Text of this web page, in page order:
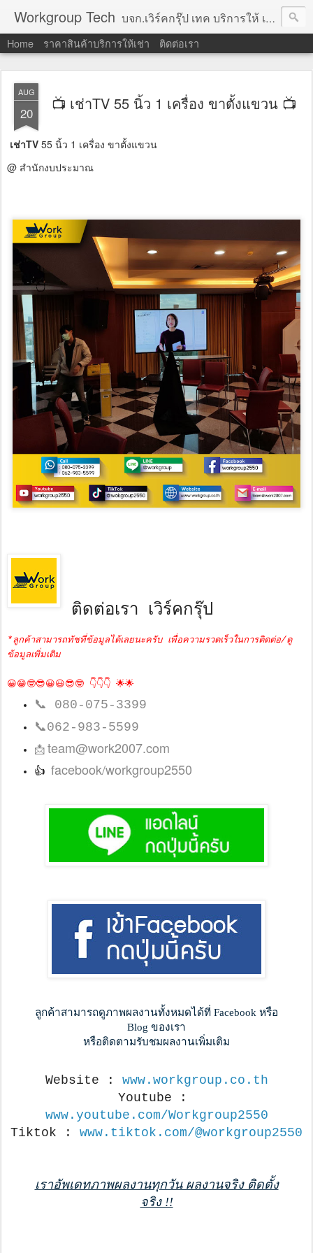
Workgroup Tech บจก.เวิร์คกรุ๊ป เทค บริการให้ เช่าคอมพิวเตอร์ โน้ตบุ๊ค โปรเจคเตอร์ ทีวีจอแบน จอทัชสกรีน ตู้คีออส วีดีโอวอล และอุปกรณ์อื่น ๆ บริการให้เช่าเป็น รายวัน
Home ราคาสินค้าบริการให้เช่า ติดต่อเรา
AUG
20 📺 เช่าTV 55 นิ้ว 1 เครื่อง ขาตั้งแขวน 📺
เช่าTV 55 นิ้ว 1 เครื่อง ขาตั้งแขวน
@ สำนักงบประมาณ
ติดต่อเรา เวิร์คกรุ๊ป
*ลูกค้าสามารถทัชที่ข้อมูลได้เลยนะครับ เพื่อความรวดเร็วในการติดต่อ/ดู
ข้อมูลเพิ่มเติม
😀😁🤓😎😀😃😎🤓 👇👇👇 🌟🌟
📞 080-075-3399
📞062-983-5599
📩team@work2007.com
👍 facebook/workgroup2550
ลูกค้าสามารถดูภาพผลงานทั้งหมดได้ที่ Facebook หรือ
Blog ของเรา
หรือติดตามรับชมผลงานเพิ่มเติม
Website : www.workgroup.co.th
www.youtube.com/Workgroup2550
Tiktok : www.tiktok.com/@workgroup2550
เราอัพเดทภาพผลงานทุกวัน ผลงานจริง ติดตั้ง
จริง !!